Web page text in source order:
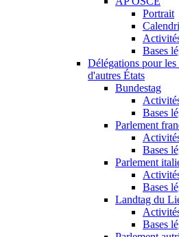
Portrait
Bases
Délégations pour les
d'autres États
Bundestag
Bases
Parlement
Bases
Parlement
Bases
Landtag du
Bases